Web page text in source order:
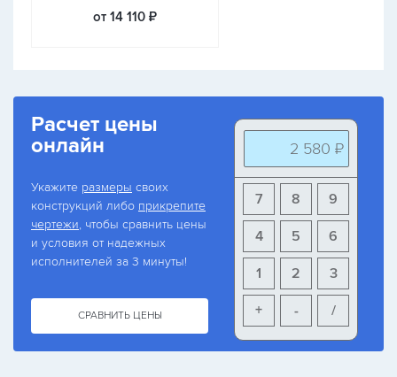
от 14 110 ₽
Расчет цены
онлайн
Укажите размеры своих
конструкций либо прикрепите
чертежи, чтобы сравнить цены
и условия от надежных
исполнителей за 3 минуты!
СРАВНИТЬ ЦЕНЫ
2 580 ₽
9
8
7
6
5
4
3
2
1
+ - /